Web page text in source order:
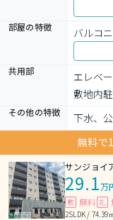
部屋の特徴
バルコ
共用部
エレベ
敷地内
その他の特徴
下水、
無料で
サンジョイ
29.1万
敷 無料 礼
2SLDK / 74.39